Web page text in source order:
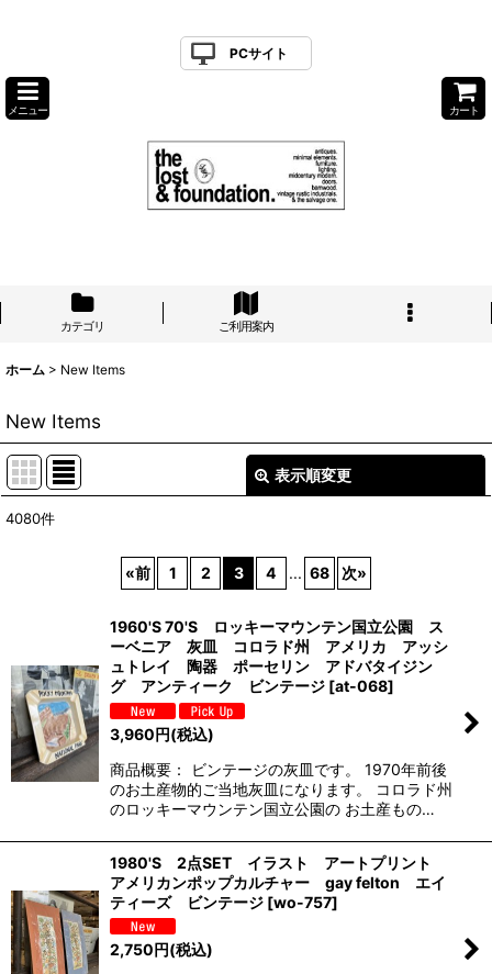
PCサイト
メニュー カート
カテゴリ ご利用案内
ホーム > New Items
New Items
表示順変更
絞り込む
4080件
«前 1 2 3 4 ... 68 次»
1960'S 70'S ロッキーマウンテン国立公園 ス
ーベニア 灰皿 コロラド州 アメリカ アッシ
ュトレイ 陶器 ポーセリン アドバタイジン
グ アンティーク ビンテージ [at-068]
3,960円(税込)
商品概要： ビンテージの灰皿です。 1970年前後
のお土産物的ご当地灰皿になります。 コロラド州
のロッキーマウンテン国立公園の お土産もの…
1980'S 2点SET イラスト アートプリント
アメリカンポップカルチャー gay felton エイ
ティーズ ビンテージ [wo-757]
2,750円(税込)